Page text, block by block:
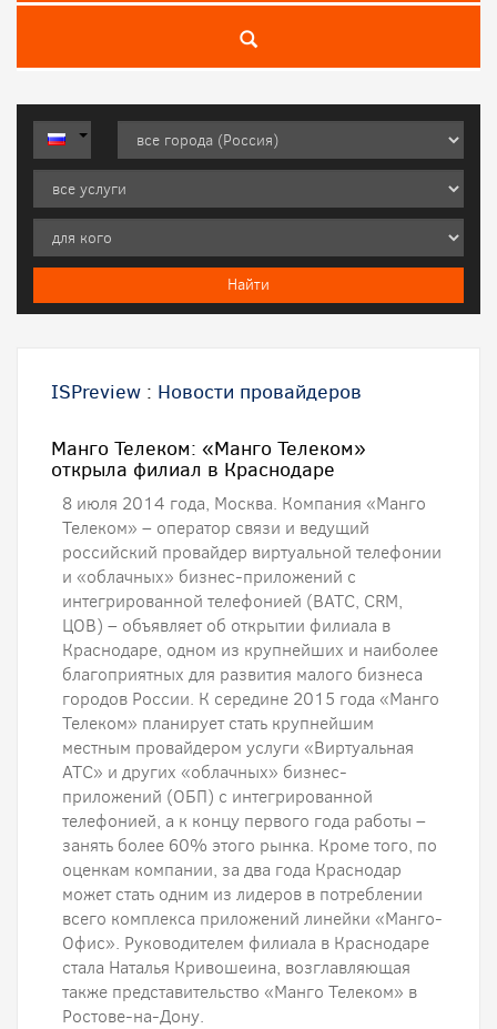
ISPreview : Новости провайдеров
Манго Телеком: «Манго Телеком»
открыла филиал в Краснодаре
8 июля 2014 года, Москва. Компания «Манго
Телеком» – оператор связи и ведущий
российский провайдер виртуальной телефонии
и «облачных» бизнес-приложений с
интегрированной телефонией (ВАТС, CRM,
ЦОВ) – объявляет об открытии филиала в
Краснодаре, одном из крупнейших и наиболее
благоприятных для развития малого бизнеса
городов России. К середине 2015 года «Манго
Телеком» планирует стать крупнейшим
местным провайдером услуги «Виртуальная
АТС» и других «облачных» бизнес-
приложений (ОБП) с интегрированной
телефонией, а к концу первого года работы –
занять более 60% этого рынка. Кроме того, по
оценкам компании, за два года Краснодар
может стать одним из лидеров в потреблении
всего комплекса приложений линейки «Манго-
Офис». Руководителем филиала в Краснодаре
стала Наталья Кривошеина, возглавляющая
также представительство «Манго Телеком» в
Ростове-на-Дону.